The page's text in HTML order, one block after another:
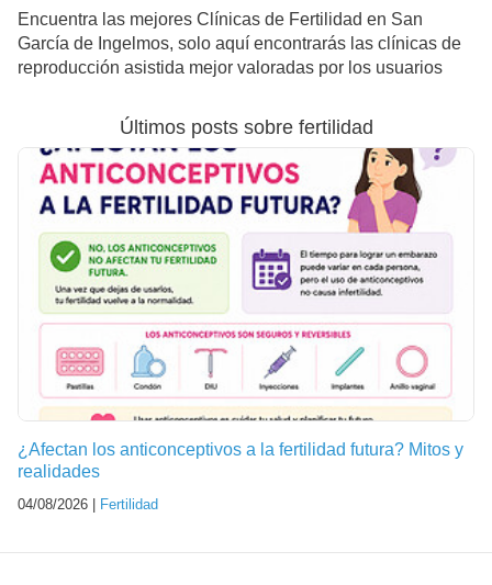
Encuentra las mejores Clínicas de Fertilidad en San
García de Ingelmos, solo aquí encontrarás las clínicas de
reproducción asistida mejor valoradas por los usuarios
Últimos posts sobre fertilidad
¿Afectan los anticonceptivos a la fertilidad futura? Mitos y
realidades
04/08/2026 | Fertilidad